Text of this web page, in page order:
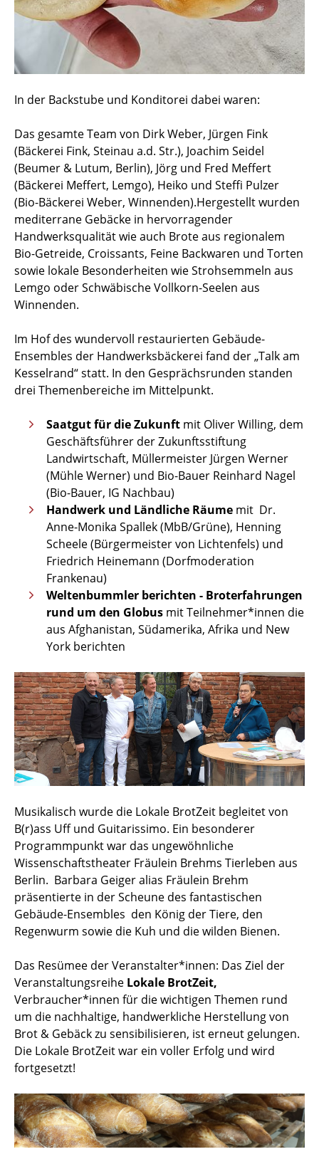
In der Backstube und Konditorei dabei waren:
Das gesamte Team von Dirk Weber, Jürgen Fink
(Bäckerei Fink, Steinau a.d. Str.), Joachim Seidel
(Beumer & Lutum, Berlin), Jörg und Fred Meffert
(Bäckerei Meffert, Lemgo), Heiko und Steffi Pulzer
(Bio-Bäckerei Weber, Winnenden).Hergestellt wurden
mediterrane Gebäcke in hervorragender
Handwerksqualität wie auch Brote aus regionalem
Bio-Getreide, Croissants, Feine Backwaren und Torten
sowie lokale Besonderheiten wie Strohsemmeln aus
Lemgo oder Schwäbische Vollkorn-Seelen aus
Winnenden.
Im Hof des wundervoll restaurierten Gebäude-
Ensembles der Handwerksbäckerei fand der „Talk am
Kesselrand“ statt. In den Gesprächsrunden standen
drei Themenbereiche im Mittelpunkt.
Saatgut für die Zukunft mit Oliver Willing, dem
Geschäftsführer der Zukunftsstiftung
Landwirtschaft, Müllermeister Jürgen Werner
(Mühle Werner) und Bio-Bauer Reinhard Nagel
(Bio-Bauer, IG Nachbau)
Handwerk und Ländliche Räume mit Dr.
Anne-Monika Spallek (MbB/Grüne), Henning
Scheele (Bürgermeister von Lichtenfels) und
Friedrich Heinemann (Dorfmoderation
Frankenau)
Weltenbummler berichten - Broterfahrungen
rund um den Globus mit Teilnehmer*innen die
aus Afghanistan, Südamerika, Afrika und New
York berichten
Musikalisch wurde die Lokale BrotZeit begleitet von
B(r)ass Uff und Guitarissimo. Ein besonderer
Programmpunkt war das ungewöhnliche
Wissenschaftstheater Fräulein Brehms Tierleben aus
Berlin. Barbara Geiger alias Fräulein Brehm
präsentierte in der Scheune des fantastischen
Gebäude-Ensembles den König der Tiere, den
Regenwurm sowie die Kuh und die wilden Bienen.
Das Resümee der Veranstalter*innen: Das Ziel der
Veranstaltungsreihe Lokale BrotZeit,
Verbraucher*innen für die wichtigen Themen rund
um die nachhaltige, handwerkliche Herstellung von
Brot & Gebäck zu sensibilisieren, ist erneut gelungen.
Die Lokale BrotZeit war ein voller Erfolg und wird
fortgesetzt!